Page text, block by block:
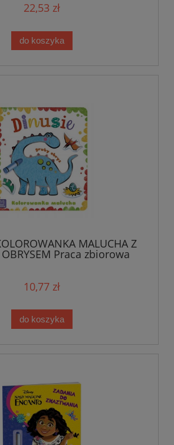
22,53 zł
do koszyka
MALUCHA Z
Praca zbiorowa
10,77 zł
do koszyka